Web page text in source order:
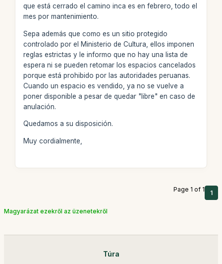
que está cerrado el camino inca es en febrero, todo el
mes por mantenimiento.
Sepa además que como es un sitio protegido
controlado por el Ministerio de Cultura, ellos imponen
reglas estrictas y le informo que no hay una lista de
espera ni se pueden retomar los espacios cancelados
porque está prohibido por las autoridades peruanas.
Cuando un espacio es vendido, ya no se vuelve a
poner disponible a pesar de quedar "libre" en caso de
anulación.
Quedamos a su disposición.
Muy cordialmente,
Page 1 of 1 1
Magyarázat ezekről az üzenetekről
Túra